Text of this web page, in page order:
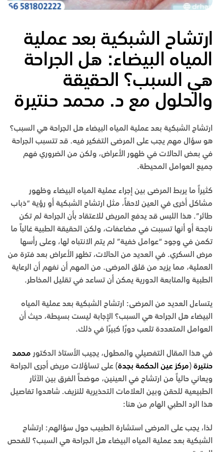
ارتشاح الشبكية بعد عملية
المياه البيضاء: هل الجراحة
هي السبب؟ الحقيقة
والحلول مع د. محمد حنتيرة
ارتشاح الشبكية بعد عملية المياه البيضاء هل الجراحة هي السبب؟
هو سؤال مهم يجب على المرضى التفكير فيه. قد تتسبب الجراحة
في بعض الحالات في ظهور الأعراض، ولكن من الضروري فهم
جميع العوامل المحيطة.
كثيراً ما يربط المرضى بين إجراء عملية المياه البيضاء وظهور
مشاكل أخرى في العين لاحقاً، مثل ارتشاح الشبكية أو رؤية “ذباب
طائر”. هذا اللبس قد يدفع المريض للاعتقاد بأن الجراحة لم تكن
ناجحة أو أنها تسببت في مضاعفات، ولكن الحقيقة الطبية غالباً ما
تكمن في وجود “عوامل خفية” لم يتم الانتباه لها، وعلى رأسها
مرض السكري. في العديد من الحالات، تظهر الأعراض بعد فترة من
العملية، مما يزيد من قلق المرضى. من المهم أن نفهم أن الرعاية
الطبية والمتابعة الدورية يمكن أن تساعد في تقليل المخاطر.
يتساءل العديد من المرضى: ارتشاح الشبكية بعد عملية المياه
البيضاء هل الجراحة هي السبب؟ الإجابة ليست بسيطة، حيث أن
العوامل المتعددة تلعب دورًا كبيرًا في ذلك.
في هذا المقال التفصيلي والمطول، يجيب الأستاذ الدكتور محمد
حنتيرة (مركز عين الحكمة بجدة) على تساؤلات مريض أجرى الجراحة
ويعاني حالياً من ارتشاح في العينين، موضحاً الفرق بين الآثار
الطبيعية للحقن وبين العلامات التحذيرية للنزيف. شاهدوا تفاصيل
هذا الرد الطبي الهام من هنا:
لذا، يجب على المرضى استشارة الطبيب حول سؤالهم: ارتشاح
الشبكية بعد عملية المياه البيضاء هل الجراحة هي السبب؟ للفحص